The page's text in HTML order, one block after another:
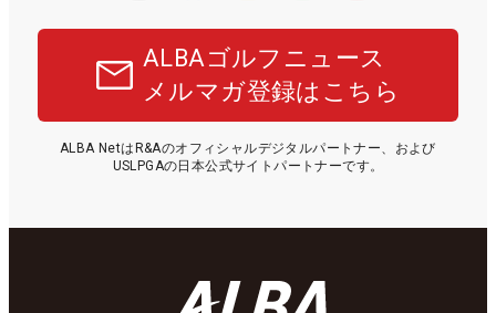
ALBAゴルフニュース
メルマガ登録はこちら
ALBA NetはR&Aのオフィシャルデジタルパートナー、および
USLPGAの日本公式サイトパートナーです。